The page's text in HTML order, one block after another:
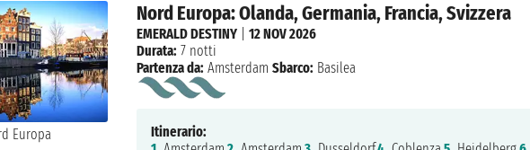
Nord Europa: Olanda, Germania, Francia, Svizzera
EMERALD DESTINY |12 NOV 2026
Durata: 7 notti
Partenza da: Amsterdam Sbarco: Basilea
Itinerario: